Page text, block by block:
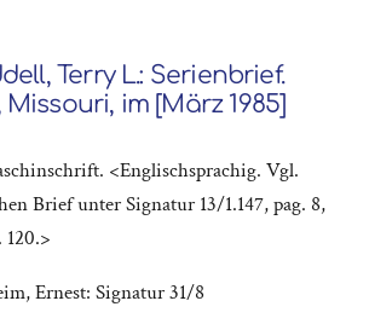
Terry L.: Serienbrief.
Missouri, im [März 1985]
<Englischsprachig. Vgl.
Brief unter Signatur 13/1.147, pag. 8,
Ernest: Signatur 31/8